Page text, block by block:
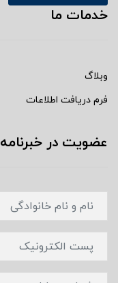
خدمات ما
وبلاگ
فرم دریافت اطلاعات
عضویت در خبرنامه